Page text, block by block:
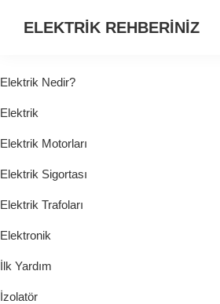
ELEKTRİK REHBERİNİZ
HER
ŞEY...
Elektrik Nedir?
Elektrik
Elektrik Motorları
Elektrik Sigortası
Elektrik Trafoları
Elektronik
İlk Yardım
İzolatör